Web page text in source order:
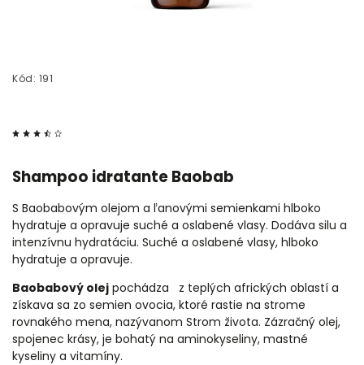
Kód: 191
Shampoo idratante Baobab
S Baobabovým olejom a ľanovými semienkami hlboko
hydratuje a opravuje suché a oslabené vlasy. Dodáva silu a
intenzívnu hydratáciu. Suché a oslabené vlasy, hlboko
hydratuje a opravuje.
Baobabový olej pochádza z teplých afrických oblastí a
získava sa zo semien ovocia, ktoré rastie na strome
rovnakého mena, nazývanom Strom života. Zázračný olej,
spojenec krásy, je bohatý na aminokyseliny, mastné
kyseliny a vitamíny.